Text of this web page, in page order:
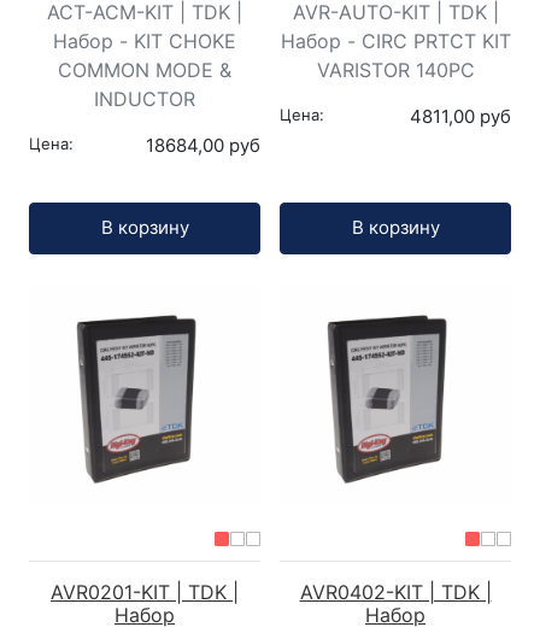
ACT-ACM-KIT | TDK |
Набор - KIT CHOKE
COMMON MODE &
INDUCTOR
Цена: 18684,00 руб
В корзину
AVR-AUTO-KIT | TDK |
Набор - CIRC PRTCT KIT
VARISTOR 140PC
Цена: 4811,00 руб
В корзину
AVR0201-KIT | TDK |
Набор
AVR0402-KIT | TDK |
Набор